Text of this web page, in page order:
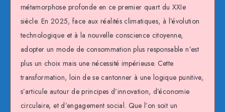
métamorphose profonde en ce premier quart du XXIe
siècle. En 2025, face aux réalités climatiques, à l’évolution
technologique et à la nouvelle conscience citoyenne,
adopter un mode de consommation plus responsable n’est
plus un choix mais une nécessité impérieuse. Cette
transformation, loin de se cantonner à une logique punitive,
s’articule autour de principes d’innovation, d’économie
circulaire, et d’engagement social. Que l’on soit un